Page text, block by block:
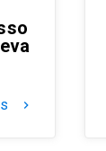
keyboard_arrow_right